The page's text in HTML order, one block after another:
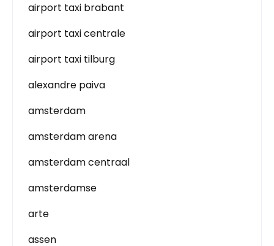
airport taxi brabant
airport taxi centrale
airport taxi tilburg
alexandre paiva
amsterdam
amsterdam arena
amsterdam centraal
amsterdamse
arte
assen